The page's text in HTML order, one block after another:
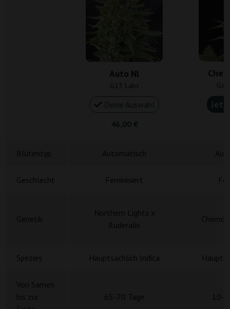
Auto Nl
G13 Labs
Geschlecht Feminisiert
Spezies Hauptsächlich Indica